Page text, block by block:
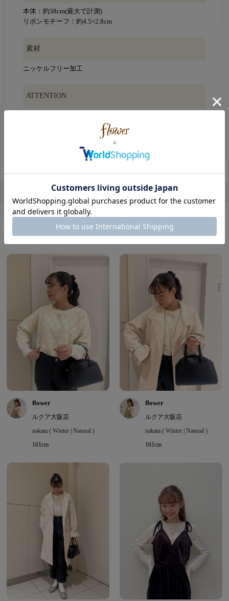
本体：約38cm(最大で計測)
リボンモチーフ：約4.5×2.8cm
素材
ニッケルフリー加工
ATTENTION
丁寧にお取り扱い下さい。
※ご使用の際に周囲のものとの引っかかりにご注意下さい。
※こちらの商品はインポート商品です。
この商品を使用したコーディネート
flower
ルクア大阪店
nakata ( Winter | Natural )
161cm
flower
ルクア大阪店
nakata ( Winter | Natural )
161cm